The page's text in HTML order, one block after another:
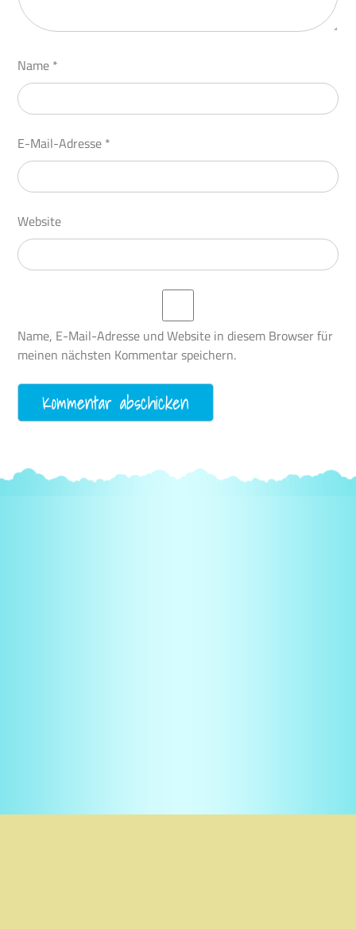
Name *
E-Mail-Adresse *
Website
Name, E-Mail-Adresse und Website in diesem Browser für
meinen nächsten Kommentar speichern.